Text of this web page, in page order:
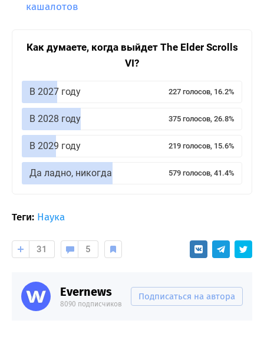
кашалотов
Как думаете, когда выйдет The Elder Scrolls
VI?
В 2027 году 227 голосов, 16.2%
В 2028 году 375 голосов, 26.8%
В 2029 году 219 голосов, 15.6%
Да ладно, никогда 579 голосов, 41.4%
Теги: Наука
31 5
Evernews
8090 подписчиков
Подписаться на автора